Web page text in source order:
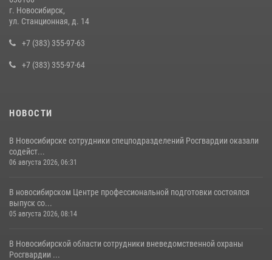
29 июля 2026, 05:19
Росгвардии задержан подозреваемый в грабеже
13 июля 2026, 05:38
г. Новосибирск,
ул. Станционная, д. 14
+7 (383) 355-97-63
+7 (383) 355-97-64
НОВОСТИ
В Новосибирске сотрудники спецподразделений Росгвардии оказали
содейст...
06 августа 2026, 06:31
В новосибирском Центре профессиональной подготовки состоялся
выпуск со...
05 августа 2026, 08:14
В Новосибирской области сотрудники вневедомственной охраны
Росгвардии ...